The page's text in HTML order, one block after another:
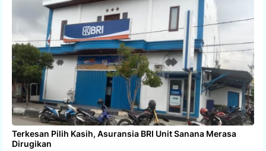
Terkesan Pilih Kasih, Asuransia BRI Unit Sanana Merasa
Dirugikan